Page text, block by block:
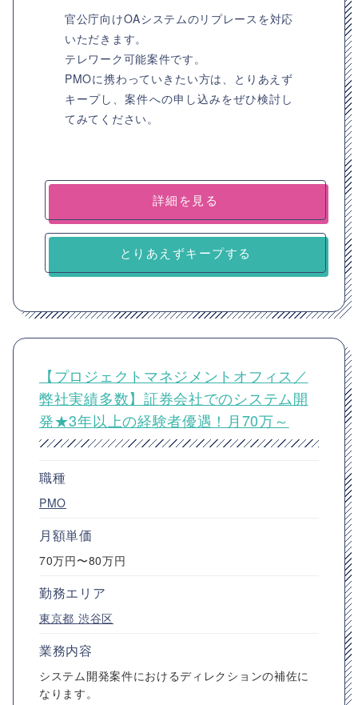
官公庁向けOAシステムのリプレースを対応
いただきます。
テレワーク可能案件です。
PMOに携わっていきたい方は、とりあえず
キープし、案件への申し込みをぜひ検討し
てみてください。
詳細を見る
とりあえずキープする
【プロジェクトマネジメントオフィス／
弊社実績多数】証券会社でのシステム開
発★3年以上の経験者優遇！月70万～
職種
PMO
月額単価
70万円〜80万円
勤務エリア
東京都 渋谷区
業務内容
システム開発案件におけるディレクションの補佐に
なります。